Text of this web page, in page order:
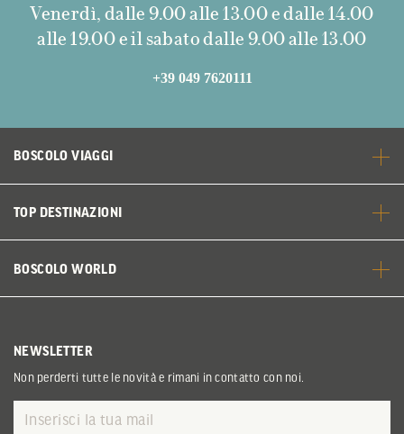
Venerdì, dalle 9.00 alle 13.00 e dalle 14.00
alle 19.00 e il sabato dalle 9.00 alle 13.00
+39 049 7620111
BOSCOLO VIAGGI
TOP DESTINAZIONI
BOSCOLO WORLD
NEWSLETTER
Non perderti tutte le novità e rimani in contatto con noi.